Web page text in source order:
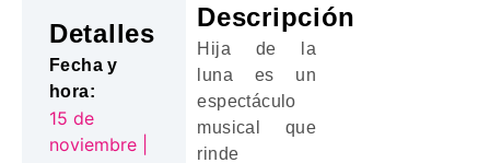
Detalles
Fecha y
hora:
15 de
noviembre |
Descripción
Hija de la
luna es un
espectáculo
musical que
rinde